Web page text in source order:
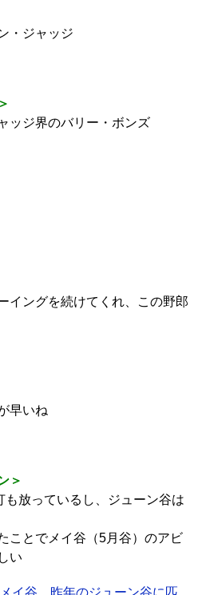
・ジャッジ
ジ界のバリー・ボンズ
イングを続けてくれ、この野郎
早いね
＞
放っているし、ジューン谷は
とでメイ谷（5月谷）のアビ
い